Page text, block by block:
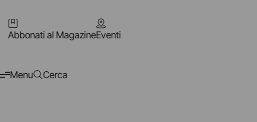
Abbonati al MagazineEventi
Menu Cerca